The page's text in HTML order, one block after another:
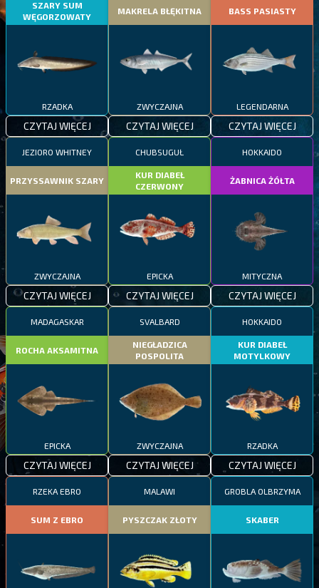
SZARY SUM
WĘGORZOWATY
RZADKA
CZYTAJ WIĘCEJ
MAKRELA BŁĘKITNA
ZWYCZAJNA
CZYTAJ WIĘCEJ
BASS PASIASTY
LEGENDARNA
CZYTAJ WIĘCEJ
JEZIORO WHITNEY
PRZYSSAWNIK SZARY
ZWYCZAJNA
CZYTAJ WIĘCEJ
CHUBSUGUŁ
KUR DIABEŁ
CZERWONY
EPICKA
CZYTAJ WIĘCEJ
HOKKAIDO
ŻABNICA ŻÓŁTA
MITYCZNA
CZYTAJ WIĘCEJ
MADAGASKAR
ROCHA AKSAMITNA
EPICKA
CZYTAJ WIĘCEJ
SVALBARD
NIEGŁADZICA
POSPOLITA
ZWYCZAJNA
CZYTAJ WIĘCEJ
HOKKAIDO
KUR DIABEŁ
MOTYLKOWY
RZADKA
CZYTAJ WIĘCEJ
RZEKA EBRO
SUM Z EBRO
MALAWI
PYSZCZAK ZŁOTY
GROBLA OLBRZYMA
SKABER